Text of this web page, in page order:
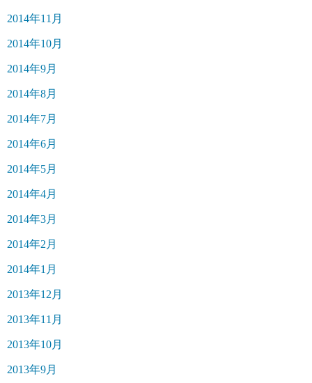
2014年11月
2014年10月
2014年9月
2014年8月
2014年7月
2014年6月
2014年5月
2014年4月
2014年3月
2014年2月
2014年1月
2013年12月
2013年11月
2013年10月
2013年9月